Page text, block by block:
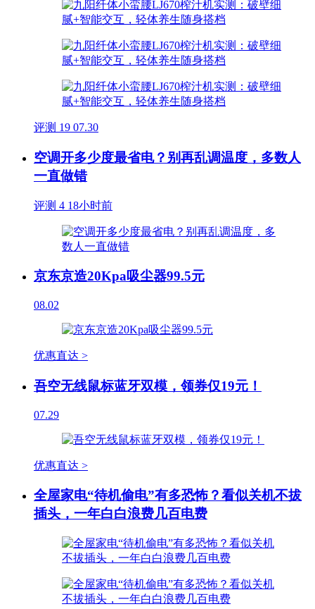
评测 19 07.30
空调开多少度最省电？别再乱调温度，多数人
一直做错
评测 4 18小时前
京东京造20Kpa吸尘器99.5元
08.02
优惠直达 >
吾空无线鼠标蓝牙双模，领券仅19元！
07.29
优惠直达 >
全屋家电“待机偷电”有多恐怖？看似关机不拔
插头，一年白白浪费几百电费